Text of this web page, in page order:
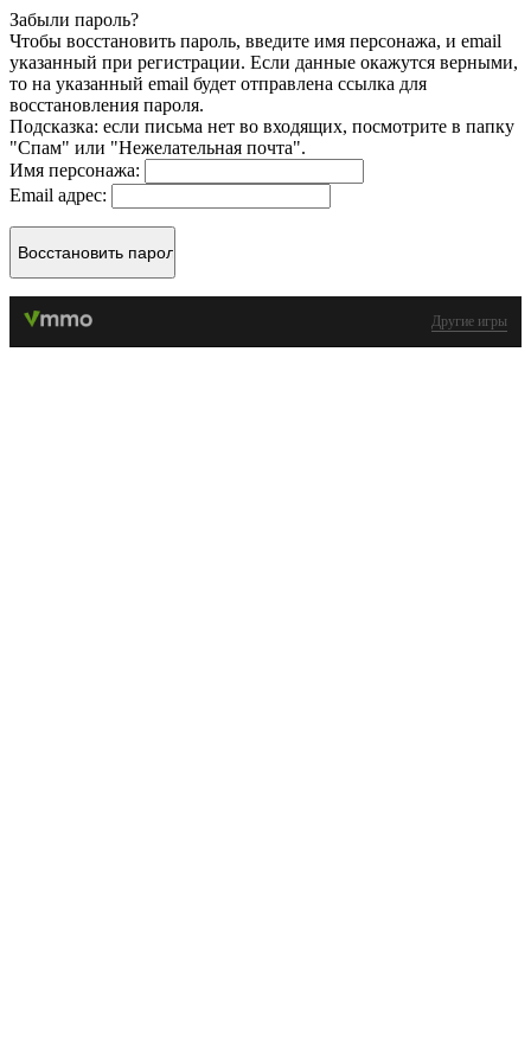
Забыли пароль?
Чтобы восстановить пароль, введите имя персонажа, и email
указанный при регистрации. Если данные окажутся верными,
то на указанный email будет отправлена ссылка для
восстановления пароля.
Подсказка: если письма нет во входящих, посмотрите в папку
"Спам" или "Нежелательная почта".
Имя персонажа:
Email адрес:
Другие игры